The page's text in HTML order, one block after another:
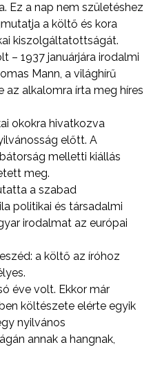
Ez a nap nem születéshez
a költő és kora
kiszolgáltatottságát.
– 1937 januárjára irodalmi
Mann, a világhírű
alkalomra írta meg híres
okokra hivatkozva
előtt. A
melletti kiállás
meg.
a szabad
politikai és társadalmi
irodalmat az európai
a költő az íróhoz
éve volt. Ekkor már
költészete elérte egyik
nyilvános
annak a hangnak,